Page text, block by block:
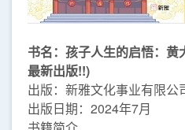
书名：孩子人生的启悟：
最新出版!!)
出版：新雅文化事业有限公
出版日期：2024年7月